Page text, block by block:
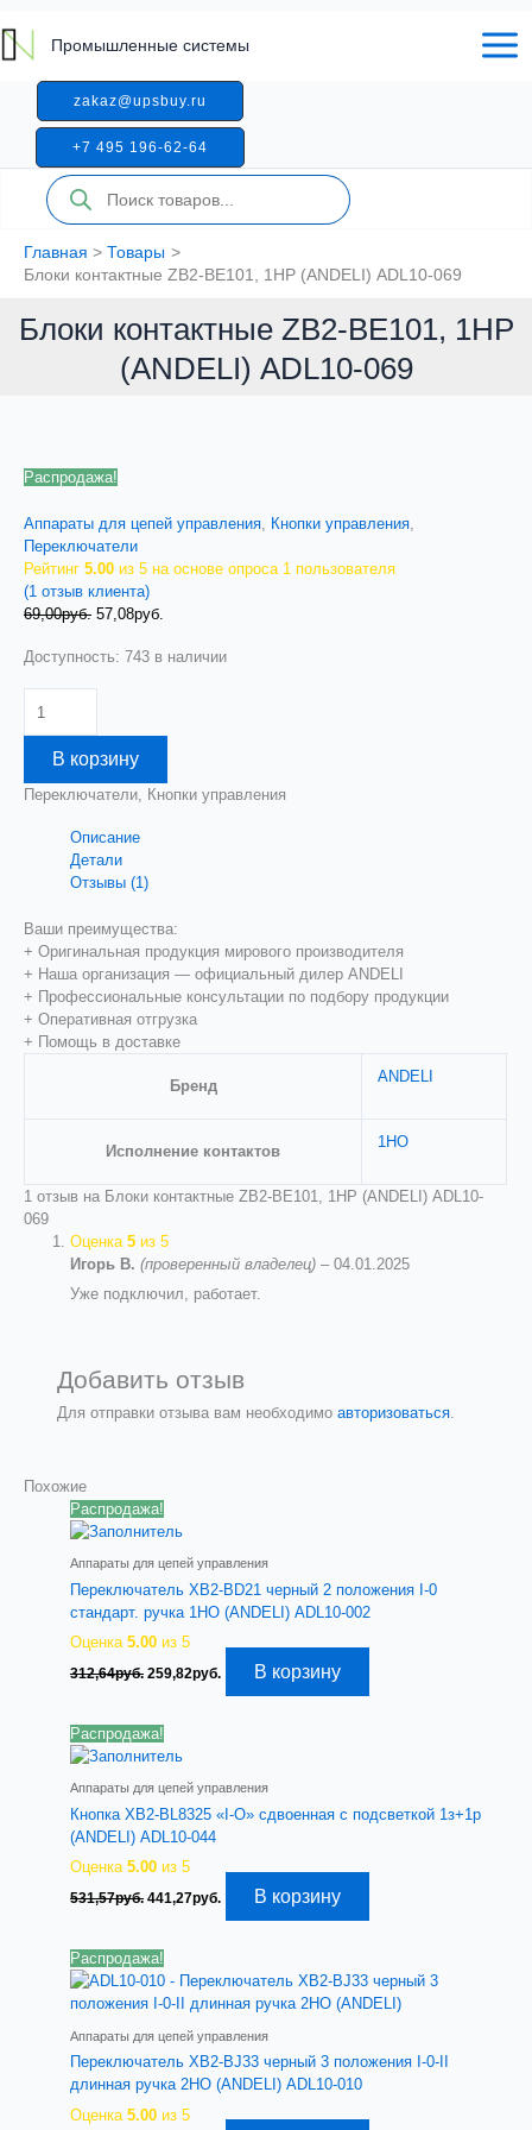
к
содержимому
Промышленные системы
zakaz@upsbuy.ru
+7 495 196-62-64
Поиск
товаров
Главная
Товары
Блоки контактные ZB2-BE101, 1НР (ANDELI) ADL10-069
Блоки контактные ZB2-BE101, 1НР
(ANDELI) ADL10-069
Распродажа!
Аппараты для цепей управления, Кнопки управления,
Переключатели
Рейтинг5.00 из 5 на основе опроса 1 пользователя
(1 отзыв клиента)
69,00руб. Первоначальная
составляла
57,08руб.
57,08руб..
Доступность: 743 в наличии
товара
контактные
ZB2-
(ANDELI)
ADL10-
В корзину
Переключатели, Кнопки управления
Описание
Детали
Отзывы (1)
Ваши преимущества:
+ Оригинальная продукция мирового производителя
+ Наша организация — официальный дилер ANDELI
+ Профессиональные консультации по подбору продукции
+ Оперативная отгрузка
+ Помощь в доставке
Бренд
ANDELI
Исполнение контактов
1НО
1 отзыв на Блоки контактные ZB2-BE101, 1НР (ANDELI) ADL10-
069
Оценка5 из 5
Игорь В.(проверенный владелец) – 04.01.2025
Уже подключил, работает.
Добавить отзыв
Для отправки отзыва вам необходимо авторизоваться.
Похожие
Распродажа!
Аппараты для цепей управления
Переключатель XB2-BD21 черный 2 положения I-0
стандарт. ручка 1НО (ANDELI) ADL10-002
Оценка5.00 из 5
312,64руб. Первоначальная
312,64руб..
259,82руб.
ТекущаяВ корзину
Распродажа!
Аппараты для цепей управления
Кнопка XB2-BL8325 «I-O» сдвоенная с подсветкой 1з+1р
(ANDELI) ADL10-044
Оценка5.00 из 5
531,57руб. Первоначальная
531,57руб..
441,27руб. ТекущаяВ корзину
Распродажа!
Аппараты для цепей управления
Переключатель XB2-BJ33 черный 3 положения I-0-II
длинная ручка 2НО (ANDELI) ADL10-010
Оценка5.00 из 5
ZB2-
BE101,
1НР
(ANDELI)
ADL10-